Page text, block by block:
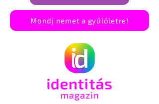
Mondj nemet a gyűlöletre!